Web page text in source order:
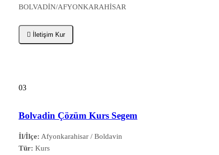
BOLVADİN/AFYONKARAHİSAR
İletişim Kur
03
Bolvadin Çözüm Kurs Segem
İl/İlçe: Afyonkarahisar / Boldavin
Tür: Kurs